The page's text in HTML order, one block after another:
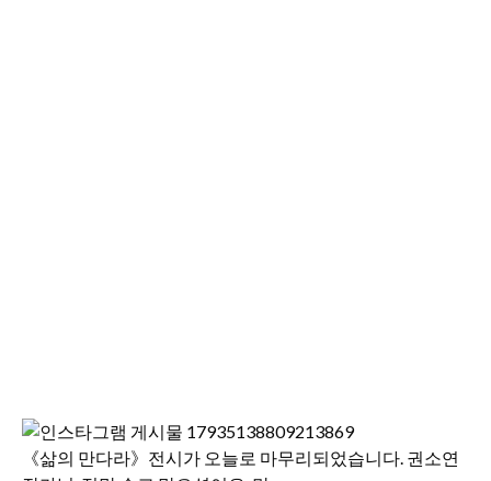
《삶의 만다라》전시가 오늘로 마무리되었습니다. 권소연